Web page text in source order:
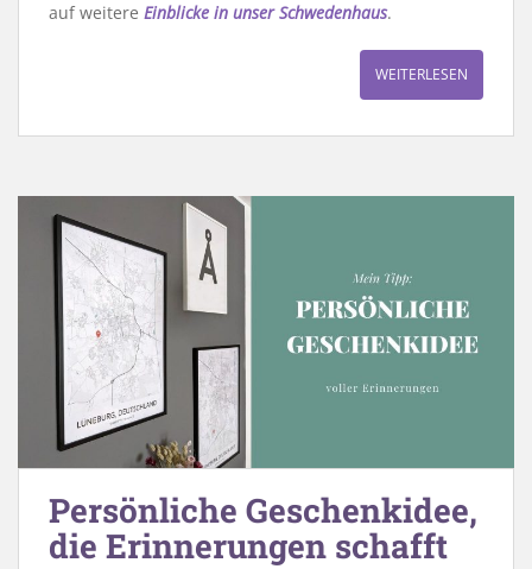
auf weitere Einblicke in unser Schwedenhaus.
WEITERLESEN
Persönliche Geschenkidee,
die Erinnerungen schafft